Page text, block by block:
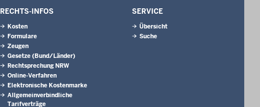
RECHTS-INFOS
Kosten
Formulare
Zeugen
Gesetze (Bund/Länder)
Rechtsprechung NRW
Online-Verfahren
Elektronische Kostenmarke
Allgemeinverbindliche
Tarifverträge
SERVICE
Übersicht
Suche